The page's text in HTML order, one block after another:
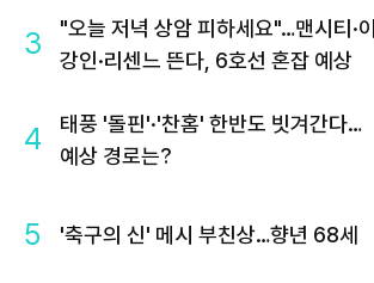
3
"오늘 저녁 상암 피하세요"…맨시티·이
강인·리센느 뜬다, 6호선 혼잡 예상
4
태풍 '돌핀'·'찬홈' 한반도 빗겨간다…
예상 경로는?
5 '축구의 신' 메시 부친상…향년 68세